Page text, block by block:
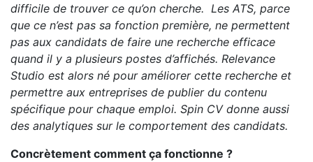
difficile de trouver ce qu’on cherche. Les ATS, parce
que ce n’est pas sa fonction première, ne permettent
pas aux candidats de faire une recherche efficace
quand il y a plusieurs postes d’affichés. Relevance
Studio est alors né pour améliorer cette recherche et
permettre aux entreprises de publier du contenu
spécifique pour chaque emploi. Spin CV donne aussi
des analytiques sur le comportement des candidats.
Concrètement comment ça fonctionne ?